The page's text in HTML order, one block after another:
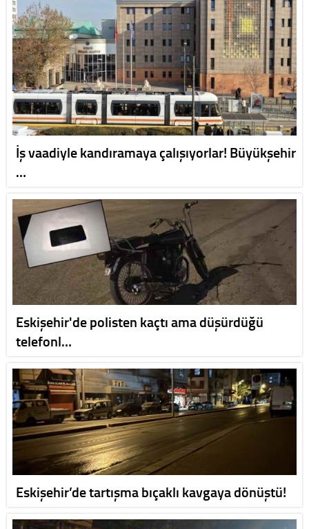
İş vaadiyle kandıramaya çalışıyorlar! Büyükşehir
…
Eskişehir'de polisten kaçtı ama düşürdüğü
telefonl…
Eskişehir’de tartışma bıçaklı kavgaya dönüştü!